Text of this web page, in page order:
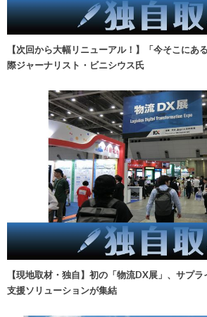
【次回から大幅リニューアル！】「今そこに
際ジャーナリスト・ビニシウス氏
【現地取材・独自】初の「物流DX展」、サプ
支援ソリューションが集結